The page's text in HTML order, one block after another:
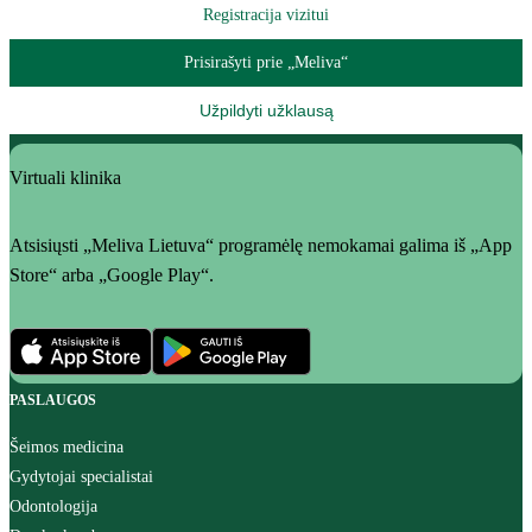
Registracija vizitui
Prisirašyti prie „Meliva“
Užpildyti užklausą
Virtuali klinika
Atsisiųsti „Meliva Lietuva“ programėlę nemokamai galima iš „App
Store“ arba „Google Play“.
PASLAUGOS
Šeimos medicina
Gydytojai specialistai
Odontologija